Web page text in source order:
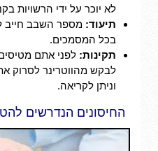
לא יוכר על ידי הרשויות
תיעוד: מספר השבב חייב
בכל המסמכים.
תקינות: לפני אתם
לבקש מהווטרינר לסרוק
וניתן לקריאה.
החיסונים הנדרשים